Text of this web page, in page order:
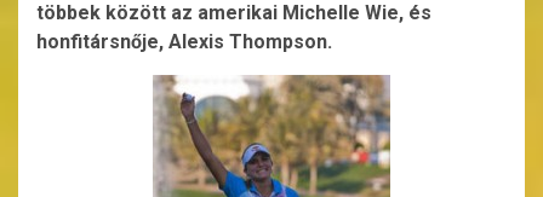
többek között az amerikai Michelle Wie, és
honfitársnője, Alexis Thompson.